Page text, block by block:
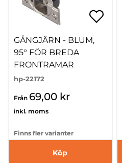
GÅNGJÄRN - BLUM,
95° FÖR BREDA
FRONTRAMAR
hp-22172
Från 69,00 kr
inkl. moms
Finns fler varianter
Köp